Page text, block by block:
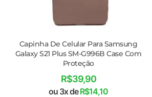
Capinha De Celular Para Samsung
Galaxy S21 Plus SM-G996B Case Com
Proteção
R$39,90
ou 3x deR$14,10